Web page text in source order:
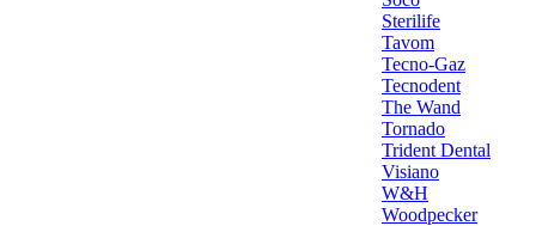
Sterilife
Tavom
Tecno-Gaz
Tecnodent
The Wand
Tornado
Trident Dental
Visiano
W&H
Woodpecker